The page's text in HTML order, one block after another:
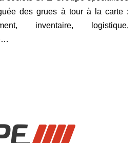
des grues à tour à la carte :
inventaire, logistique,